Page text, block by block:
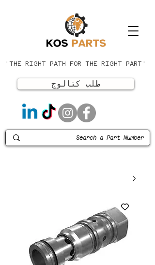
'THE RIGHT PATH FOR THE RIGHT PART'
طلب كتالوج